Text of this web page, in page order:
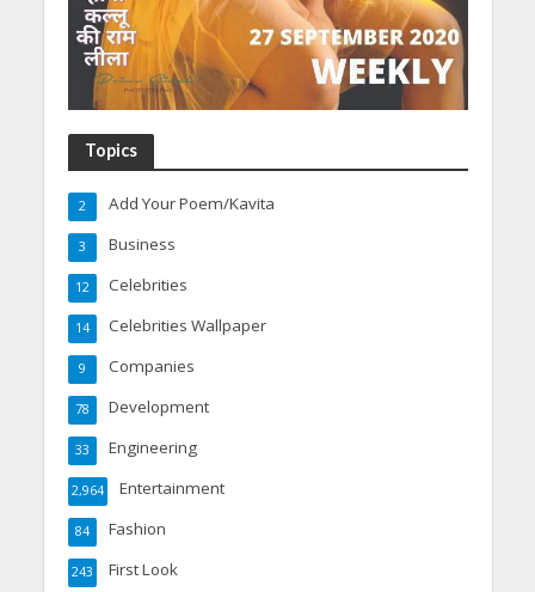
Topics
Add Your Poem/Kavita
2
Business
3
Celebrities
12
Celebrities Wallpaper
14
Companies
9
Development
78
Engineering
33
Entertainment
2,964
Fashion
84
First Look
243